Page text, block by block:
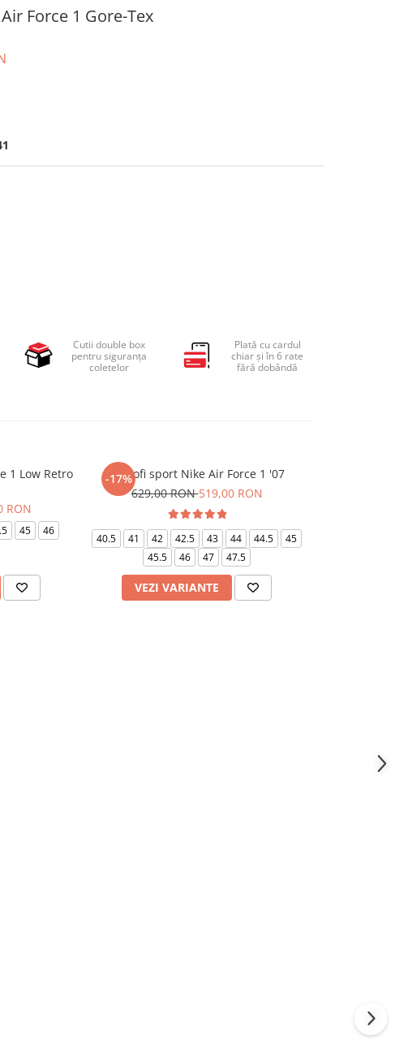
Force 1 Gore-Tex
Cutii double box
pentru siguranța
coletelor
Plată cu cardul
chiar și în 6 rate
fără dobândă
1 Low Retro
RON
45 46
-17%
Pantofi sport Nike Air Force 1 '07
629,00 RON519,00 RON
40.5 41 42 42.5 43 44 44.5
45
45.5
46 47 47.5
VEZI VARIANTE